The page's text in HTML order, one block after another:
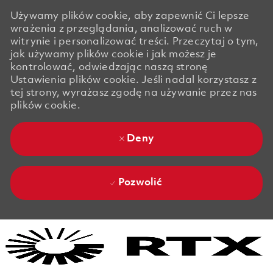
Używamy plików cookie, aby zapewnić Ci lepsze
wrażenia z przeglądania, analizować ruch w
witrynie i personalizować treści. Przeczytaj o tym,
jak używamy plików cookie i jak możesz je
kontrolować, odwiedzając naszą stronę
Ustawienia plików cookie. Jeśli nadal korzystasz z
tej strony, wyrażasz zgodę na używanie przez nas
plików cookie.
Deny
Pozwolić